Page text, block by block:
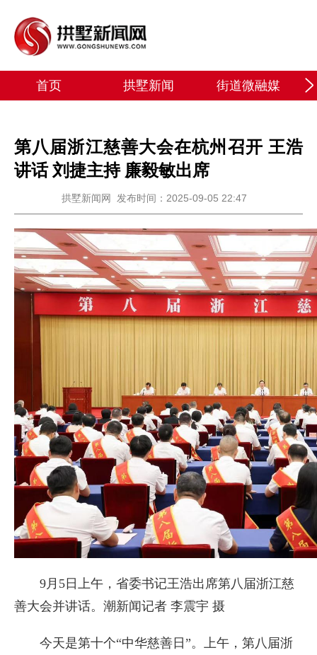
首页 拱墅新闻 街道微融媒
第八届浙江慈善大会在杭州召开 王浩
讲话 刘捷主持 廉毅敏出席
拱墅新闻网 发布时间：2025-09-05 22:47
9月5日上午，省委书记王浩出席第八届浙江慈
善大会并讲话。潮新闻记者 李震宇 摄
今天是第十个“中华慈善日”。上午，第八届浙